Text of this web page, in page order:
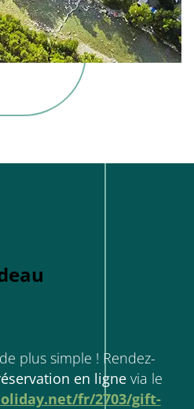
plus simple ! Rendez-
en lignevia le
fr/2703/gift-